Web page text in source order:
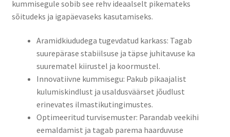
kummisegule sobib see rehv ideaalselt pikemateks
sõitudeks ja igapäevaseks kasutamiseks.​
​Aramidkiududega tugevdatud karkass: Tagab
suurepärase stabiilsuse ja täpse juhitavuse ka
suurematel kiirustel ja koormustel.​
​Innovatiivne kummisegu: Pakub pikaajalist
kulumiskindlust ja usaldusväärset jõudlust
erinevates ilmastikutingimustes.​
​Optimeeritud turvisemuster: Parandab veekihi
eemaldamist ja tagab parema haarduvuse